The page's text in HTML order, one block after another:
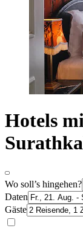
Hotels
Wo soll’s hingehen?
Daten
Gäste